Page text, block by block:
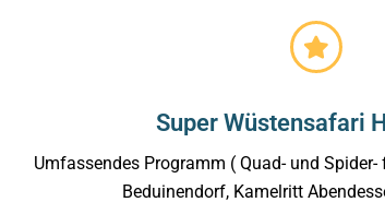
Super Wüstensafari
Umfassendes Programm ( Quad- und
Beduinendorf, Kamelritt